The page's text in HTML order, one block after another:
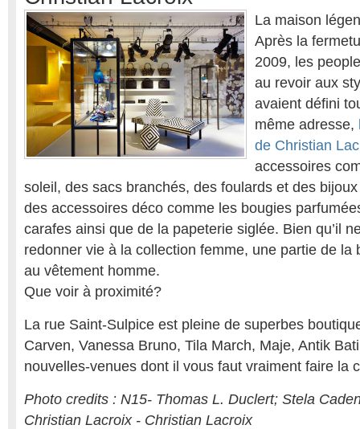
La maison
Après la
2009, les
au revoir aux
avaient défini
même adresse,
de Christian
accessoires
soleil, des sacs branchés, des foulards et des
des accessoires déco comme les bougies
carafes ainsi que de la papeterie siglée. Bien qu’il
redonner vie à la collection femme, une partie de la
au vêtement homme.
Que voir à proximité?
La rue Saint-Sulpice est pleine de superbes
Carven, Vanessa Bruno, Tila March, Maje, Antik
nouvelles-venues dont il vous faut vraiment faire la
Photo credits : N15- Thomas L. Duclert; Stela
Christian Lacroix - Christian Lacroix